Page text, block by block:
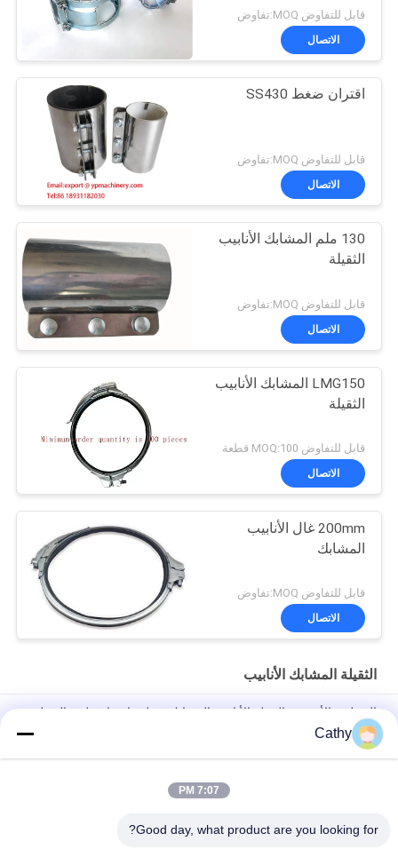
قابل للتفاوض MOQ:تفاوض
الاتصال
اقتران ضغط SS430
قابل للتفاوض MOQ:تفاوض
الاتصال
130 ملم المشابك الأنابيب
الثقيلة
قابل للتفاوض MOQ:تفاوض
الاتصال
LMG150 المشابك الأنابيب
الثقيلة
قابل للتفاوض MOQ:100 قطعة
الاتصال
200mm غال الأنابيب
المشابك
قابل للتفاوض MOQ:تفاوض
الاتصال
الثقيلة المشابك الأنابيب
المجلفن الأوروبية الثقيلة الأنابيب المشابك مخلب اقتران طوق المجلفن
قبضة طوق المشبك
المجلفن الثقيلة أنابيب المشابك اقتران طوق قبضة الحديد الزهر الأنابيب
Cathy
7:07 PM
Good day, what product are you looking for?